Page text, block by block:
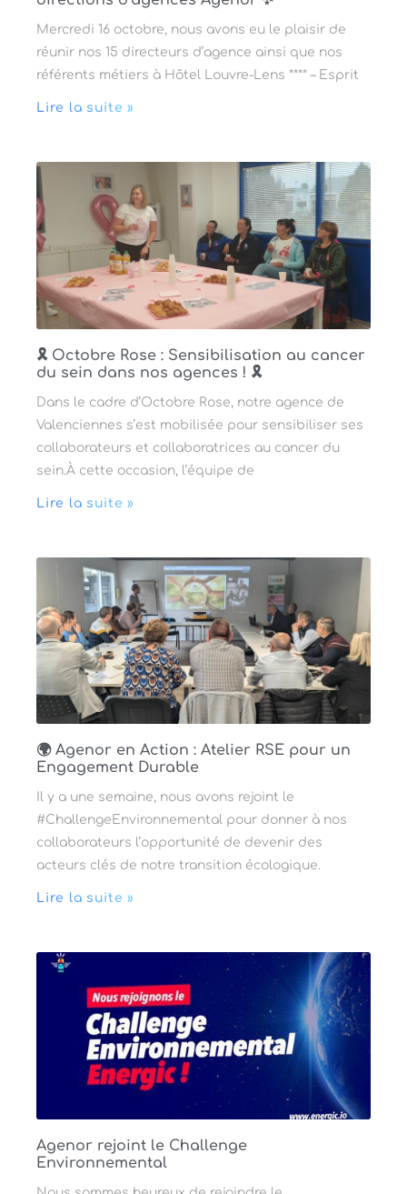
Mercredi 16 octobre, nous avons eu le plaisir de
réunir nos 15 directeurs d’agence ainsi que nos
référents métiers à Hôtel Louvre-Lens **** – Esprit
Lire la suite »
🎗 Octobre Rose : Sensibilisation au cancer
du sein dans nos agences ! 🎗
Dans le cadre d’Octobre Rose, notre agence de
Valenciennes s’est mobilisée pour sensibiliser ses
collaborateurs et collaboratrices au cancer du
sein.À cette occasion, l’équipe de
Lire la suite »
🌍 Agenor en Action : Atelier RSE pour un
Engagement Durable
Il y a une semaine, nous avons rejoint le
#ChallengeEnvironnemental pour donner à nos
collaborateurs l’opportunité de devenir des
acteurs clés de notre transition écologique.
Lire la suite »
Agenor rejoint le Challenge
Environnemental